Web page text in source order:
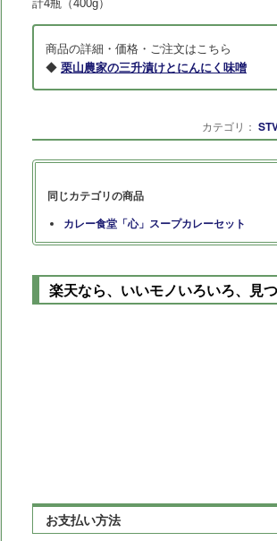
計4瓶（400g）
商品の詳細・価格・ご注文はこちら
◆ 栗山農家の三升漬けとにんにく味噌
カテゴリ：
同じカテゴリの商品
カレー食堂「心」スープカレーセット
楽天なら、いいモノいろいろ、見
お支払い方法